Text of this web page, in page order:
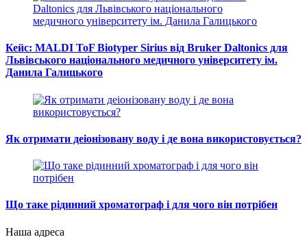
Кейс: MALDI ToF Biotyper Sirius від Bruker Daltonics для
Львівського національного медичного університету ім.
Данила Галицького
Як отримати деіонізовану воду і де вона використовується?
Що таке рідинний хроматограф і для чого він потрібен
Наша адреса